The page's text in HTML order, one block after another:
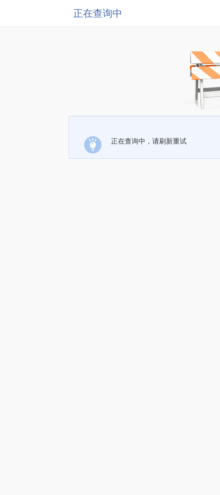
正在查询中
正在查询中，请刷新重试